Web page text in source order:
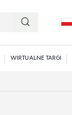
WIRTUALNE TARGI